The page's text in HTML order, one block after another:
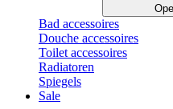
Bad accessoires
Douche accessoires
Toilet accessoires
Radiatoren
Spiegels
Sale